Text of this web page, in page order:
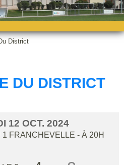
District
DU DISTRICT
12 OCT. 2024
1 FRANCHEVELLE - À 20H